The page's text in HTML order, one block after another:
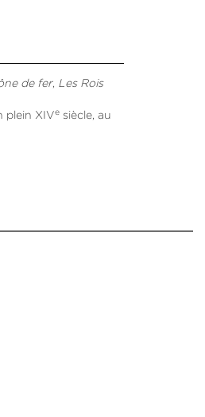
de fer, Les Rois
plein XIVe siècle, au